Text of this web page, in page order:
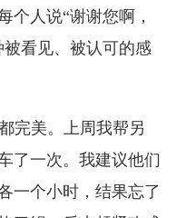
个人说“谢谢您啊，
看见、被认可的感
完美。上周我帮另
了一次。我建议他们
一个小时，结果忘了